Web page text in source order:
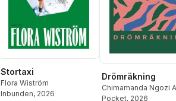
Stortaxi
Flora Wiström
Inbunden, 2026
Drömräkning
Chimamanda Ngozi
Pocket, 2026